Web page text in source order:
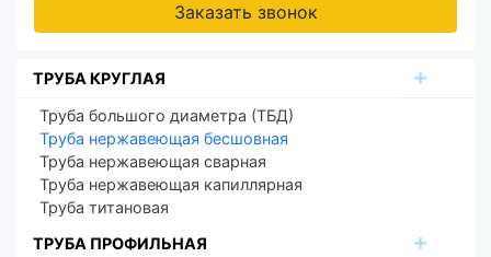
Заказать звонок
ТРУБА КРУГЛАЯ
Труба большого диаметра (ТБД)
Труба нержавеющая бесшовная
Труба нержавеющая сварная
Труба нержавеющая капиллярная
Труба титановая
ТРУБА ПРОФИЛЬНАЯ